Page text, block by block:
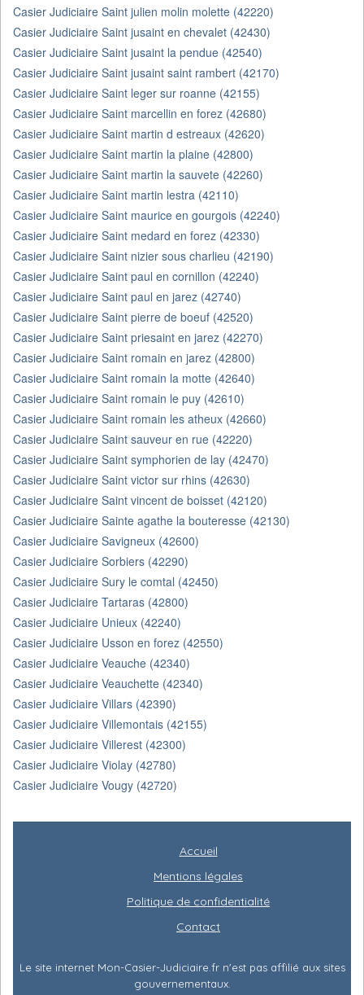
Casier Judiciaire Saint julien molin molette (42220)
Casier Judiciaire Saint jusaint en chevalet (42430)
Casier Judiciaire Saint jusaint la pendue (42540)
Casier Judiciaire Saint jusaint saint rambert (42170)
Casier Judiciaire Saint leger sur roanne (42155)
Casier Judiciaire Saint marcellin en forez (42680)
Casier Judiciaire Saint martin d estreaux (42620)
Casier Judiciaire Saint martin la plaine (42800)
Casier Judiciaire Saint martin la sauvete (42260)
Casier Judiciaire Saint martin lestra (42110)
Casier Judiciaire Saint maurice en gourgois (42240)
Casier Judiciaire Saint medard en forez (42330)
Casier Judiciaire Saint nizier sous charlieu (42190)
Casier Judiciaire Saint paul en cornillon (42240)
Casier Judiciaire Saint paul en jarez (42740)
Casier Judiciaire Saint pierre de boeuf (42520)
Casier Judiciaire Saint priesaint en jarez (42270)
Casier Judiciaire Saint romain en jarez (42800)
Casier Judiciaire Saint romain la motte (42640)
Casier Judiciaire Saint romain le puy (42610)
Casier Judiciaire Saint romain les atheux (42660)
Casier Judiciaire Saint sauveur en rue (42220)
Casier Judiciaire Saint symphorien de lay (42470)
Casier Judiciaire Saint victor sur rhins (42630)
Casier Judiciaire Saint vincent de boisset (42120)
Casier Judiciaire Sainte agathe la bouteresse (42130)
Casier Judiciaire Savigneux (42600)
Casier Judiciaire Sorbiers (42290)
Casier Judiciaire Sury le comtal (42450)
Casier Judiciaire Tartaras (42800)
Casier Judiciaire Unieux (42240)
Casier Judiciaire Usson en forez (42550)
Casier Judiciaire Veauche (42340)
Casier Judiciaire Veauchette (42340)
Casier Judiciaire Villars (42390)
Casier Judiciaire Villemontais (42155)
Casier Judiciaire Villerest (42300)
Casier Judiciaire Violay (42780)
Casier Judiciaire Vougy (42720)
Accueil
Mentions légales
Politique de confidentialité
Contact
Le site internet Mon-Casier-Judiciaire.fr n'est pas affilié aux sites
gouvernementaux.